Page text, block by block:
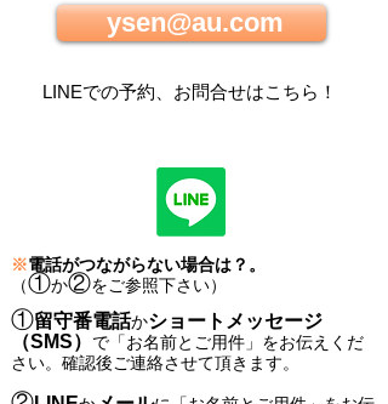
ysen@au.com
LINEでの予約、お問合せはこちら ！
※電話がつながらない場合は？。
（①か②をご参照下さい）
①留守番電話かショートメッセージ
（SMS） で 「お名前とご用件 」 をお伝えくだ
さい。 確認後ご連絡させて頂きます。